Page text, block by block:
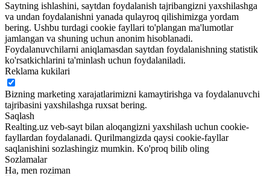
Saytning ishlashini, saytdan foydalanish tajribangizni yaxshilashga
va undan foydalanishni yanada qulayroq qilishimizga yordam
bering. Ushbu turdagi cookie fayllari to'plangan ma'lumotlar
jamlangan va shuning uchun anonim hisoblanadi.
Foydalanuvchilarni aniqlamasdan saytdan foydalanishning statistik
ko'rsatkichlarini ta'minlash uchun foydalaniladi.
Reklama kukilari
Bizning marketing xarajatlarimizni kamaytirishga va foydalanuvchi
tajribasini yaxshilashga ruxsat bering.
Saqlash
Realting.uz veb-sayt bilan aloqangizni yaxshilash uchun cookie-
fayllardan foydalanadi. Qurilmangizda qaysi cookie-fayllar
saqlanishini sozlashingiz mumkin. Ko'proq bilib oling
Sozlamalar
Ha, men roziman